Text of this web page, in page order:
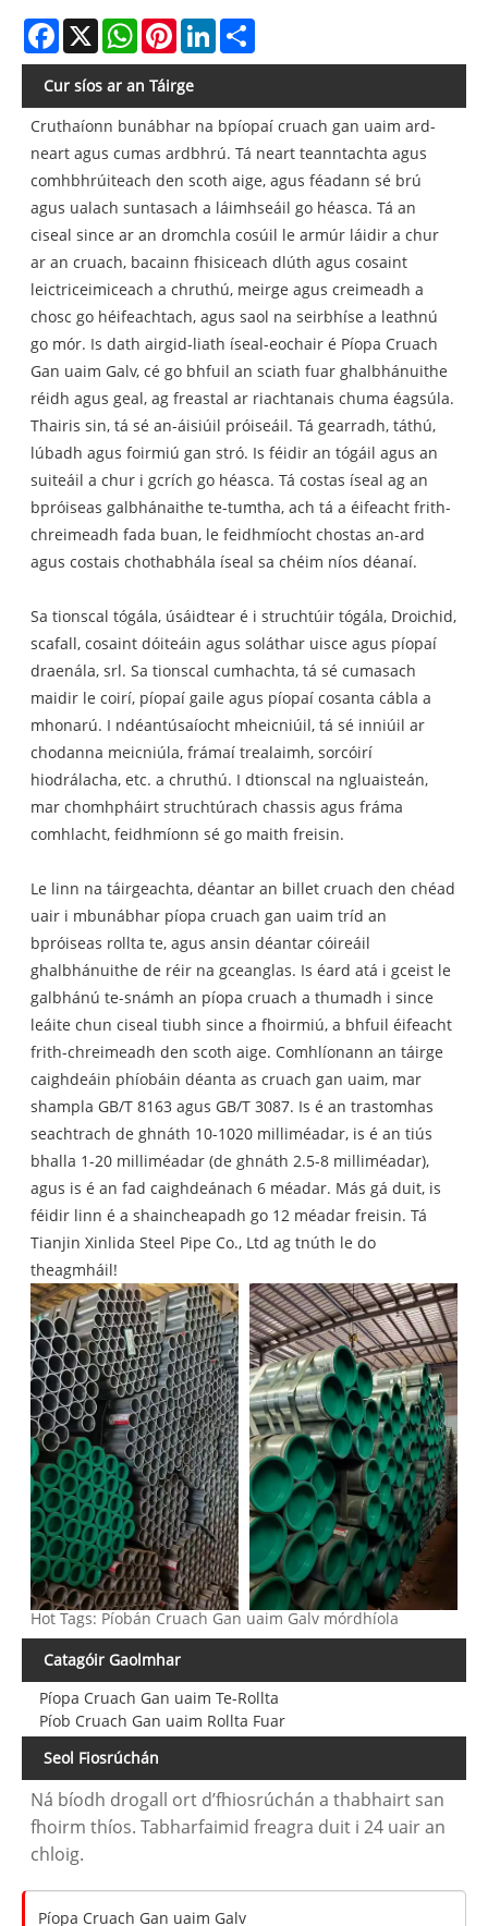
Facebook
X WhatsAppPinterestLinkedIn
Cur síos ar an Táirge
Cruthaíonn bunábhar na bpíopaí cruach gan uaim ard-
neart agus cumas ardbhrú. Tá neart teanntachta agus
comhbhrúiteach den scoth aige, agus féadann sé brú
agus ualach suntasach a láimhseáil go héasca. Tá an
ciseal since ar an dromchla cosúil le armúr láidir a chur
ar an cruach, bacainn fhisiceach dlúth agus cosaint
leictriceimiceach a chruthú, meirge agus creimeadh a
chosc go héifeachtach, agus saol na seirbhíse a leathnú
go mór. Is dath airgid-liath íseal-eochair é Píopa Cruach
Gan uaim Galv, cé go bhfuil an sciath fuar ghalbhánuithe
réidh agus geal, ag freastal ar riachtanais chuma éagsúla.
Thairis sin, tá sé an-áisiúil próiseáil. Tá gearradh, táthú,
lúbadh agus foirmiú gan stró. Is féidir an tógáil agus an
suiteáil a chur i gcrích go héasca. Tá costas íseal ag an
bpróiseas galbhánaithe te-tumtha, ach tá a éifeacht frith-
chreimeadh fada buan, le feidhmíocht chostas an-ard
agus costais chothabhála íseal sa chéim níos déanaí.
Sa tionscal tógála, úsáidtear é i struchtúir tógála, Droichid,
scafall, cosaint dóiteáin agus soláthar uisce agus píopaí
draenála, srl. Sa tionscal cumhachta, tá sé cumasach
maidir le coirí, píopaí gaile agus píopaí cosanta cábla a
mhonarú. I ndéantúsaíocht mheicniúil, tá sé inniúil ar
chodanna meicniúla, frámaí trealaimh, sorcóirí
hiodrálacha, etc. a chruthú. I dtionscal na ngluaisteán,
mar chomhpháirt struchtúrach chassis agus fráma
comhlacht, feidhmíonn sé go maith freisin.
Le linn na táirgeachta, déantar an billet cruach den chéad
uair i mbunábhar píopa cruach gan uaim tríd an
bpróiseas rollta te, agus ansin déantar cóireáil
ghalbhánuithe de réir na gceanglas. Is éard atá i gceist le
galbhánú te-snámh an píopa cruach a thumadh i since
leáite chun ciseal tiubh since a fhoirmiú, a bhfuil éifeacht
frith-chreimeadh den scoth aige. Comhlíonann an táirge
caighdeáin phíobáin déanta as cruach gan uaim, mar
shampla GB/T 8163 agus GB/T 3087. Is é an trastomhas
seachtrach de ghnáth 10-1020 milliméadar, is é an tiús
bhalla 1-20 milliméadar (de ghnáth 2.5-8 milliméadar),
agus is é an fad caighdeánach 6 méadar. Más gá duit, is
féidir linn é a shaincheapadh go 12 méadar freisin. Tá
Tianjin Xinlida Steel Pipe Co., Ltd ag tnúth le do
theagmháil!
Hot Tags: Píobán Cruach Gan uaim Galv mórdhíola
Catagóir Gaolmhar
Píopa Cruach Gan uaim Te-Rollta
Píob Cruach Gan uaim Rollta Fuar
Seol Fiosrúchán
Ná bíodh drogall ort d’fhiosrúchán a thabhairt san
fhoirm thíos. Tabharfaimid freagra duit i 24 uair an
chloig.